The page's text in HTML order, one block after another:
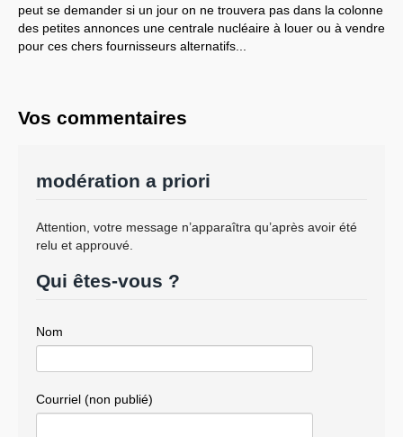
peut se demander si un jour on ne trouvera pas dans la colonne
des petites annonces une centrale nucléaire à louer ou à vendre
pour ces chers fournisseurs alternatifs...
Vos commentaires
modération a priori
Attention, votre message n’apparaîtra qu’après avoir été
relu et approuvé.
Qui êtes-vous ?
Nom
Courriel (non publié)